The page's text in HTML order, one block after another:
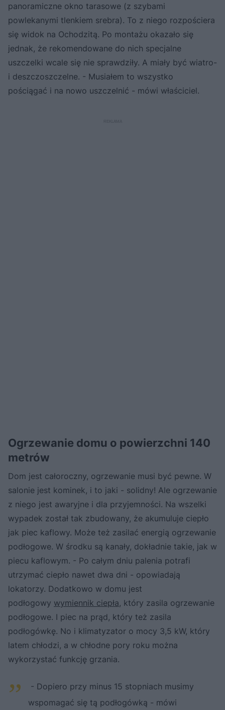
panoramiczne okno tarasowe (z szybami
powlekanymi tlenkiem srebra). To z niego rozpościera
się widok na Ochodzitą. Po montażu okazało się
jednak, że rekomendowane do nich specjalne
uszczelki wcale się nie sprawdziły. A miały być wiatro-
i deszczoszczelne. - Musiałem to wszystko
pościągać i na nowo uszczelnić - mówi właściciel.
Ogrzewanie domu o powierzchni 140
metrów
Dom jest całoroczny, ogrzewanie musi być pewne. W
salonie jest kominek, i to jaki - solidny! Ale ogrzewanie
z niego jest awaryjne i dla przyjemności. Na wszelki
wypadek został tak zbudowany, że akumuluje ciepło
jak piec kaflowy. Może też zasilać energią ogrzewanie
podłogowe. W środku są kanały, dokładnie takie, jak w
piecu kaflowym. - Po całym dniu palenia potrafi
utrzymać ciepło nawet dwa dni - opowiadają
lokatorzy. Dodatkowo w domu jest
podłogowy wymiennik ciepła, który zasila ogrzewanie
podłogowe. I piec na prąd, który też zasila
podłogówkę. No i klimatyzator o mocy 3,5 kW, który
latem chłodzi, a w chłodne pory roku można
wykorzystać funkcję grzania.
- Dopiero przy minus 15 stopniach musimy
wspomagać się tą podłogówką - mówi